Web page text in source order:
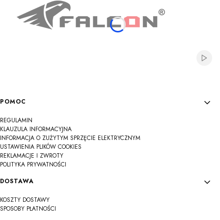
Linki w stopce
POMOC
REGULAMIN
KLAUZULA INFORMACYJNA
INFORMACJA O ZUŻYTYM SPRZĘCIE ELEKTRYCZNYM
USTAWIENIA PLIKÓW COOKIES
REKLAMACJE I ZWROTY
POLITYKA PRYWATNOŚCI
DOSTAWA
KOSZTY DOSTAWY
SPOSOBY PŁATNOŚCI